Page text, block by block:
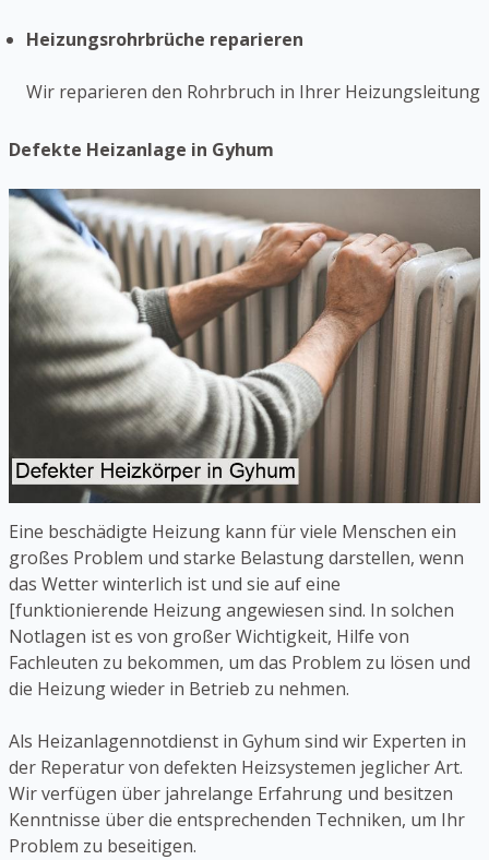
Heizungsrohrbrüche reparieren
Wir reparieren den Rohrbruch in Ihrer Heizungsleitung
Defekte Heizanlage in Gyhum
Eine beschädigte Heizung kann für viele Menschen ein
großes Problem und starke Belastung darstellen, wenn
das Wetter winterlich ist und sie auf eine
[funktionierende Heizung angewiesen sind. In solchen
Notlagen ist es von großer Wichtigkeit, Hilfe von
Fachleuten zu bekommen, um das Problem zu lösen und
die Heizung wieder in Betrieb zu nehmen.
Als Heizanlagennotdienst in Gyhum sind wir Experten in
der Reperatur von defekten Heizsystemen jeglicher Art.
Wir verfügen über jahrelange Erfahrung und besitzen
Kenntnisse über die entsprechenden Techniken, um Ihr
Problem zu beseitigen.